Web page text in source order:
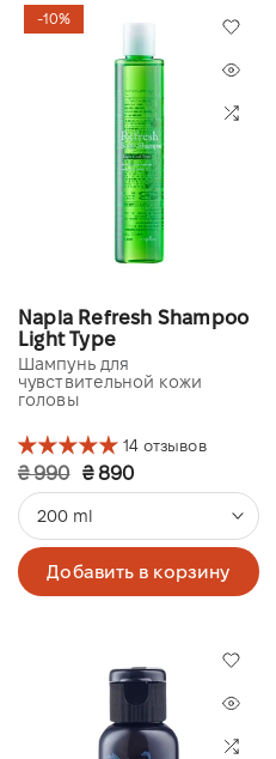
-10%
Napla Refresh Shampoo
Light Type
Шампунь для
чувствительной кожи
головы
14 отзывов
₴ 990 ₴ 890
200 ml
Добавить в корзину